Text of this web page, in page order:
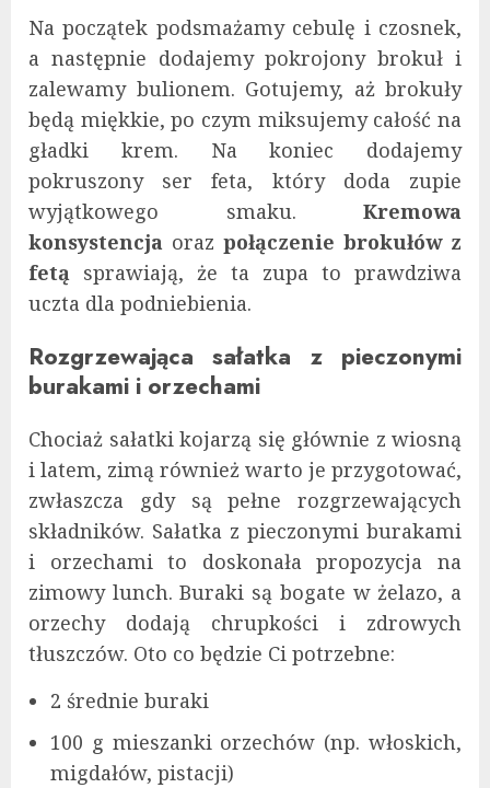
Na początek podsmażamy cebulę i czosnek,
a następnie dodajemy pokrojony brokuł i
zalewamy bulionem. Gotujemy, aż brokuły
będą miękkie, po czym miksujemy całość na
gładki krem. Na koniec dodajemy
pokruszony ser feta, który doda zupie
wyjątkowego smaku. Kremowa
konsystencja oraz połączenie brokułów z
fetą sprawiają, że ta zupa to prawdziwa
uczta dla podniebienia.
Rozgrzewająca sałatka z pieczonymi
burakami i orzechami
Chociaż sałatki kojarzą się głównie z wiosną
i latem, zimą również warto je przygotować,
zwłaszcza gdy są pełne rozgrzewających
składników. Sałatka z pieczonymi burakami
i orzechami to doskonała propozycja na
zimowy lunch. Buraki są bogate w żelazo, a
orzechy dodają chrupkości i zdrowych
tłuszczów. Oto co będzie Ci potrzebne:
2 średnie buraki
100 g mieszanki orzechów (np. włoskich,
migdałów, pistacji)